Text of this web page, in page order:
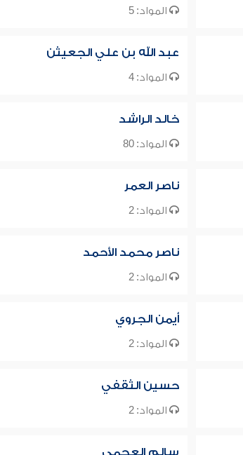
المواد: 5
عبد الله بن علي الجعيثن
المواد: 4
خالد الراشد
المواد: 80
ناصر العمر
المواد: 2
ناصر محمد الأحمد
المواد: 2
أيمن الجروي
المواد: 2
حسين الثقفي
المواد: 2
سالم العجمي